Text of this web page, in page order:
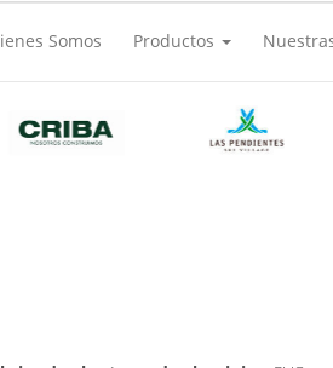
Somos Productos